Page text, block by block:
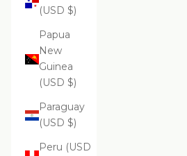
(USD $)
Papua
New
Guinea
(USD $)
Paraguay
(USD $)
Peru (USD